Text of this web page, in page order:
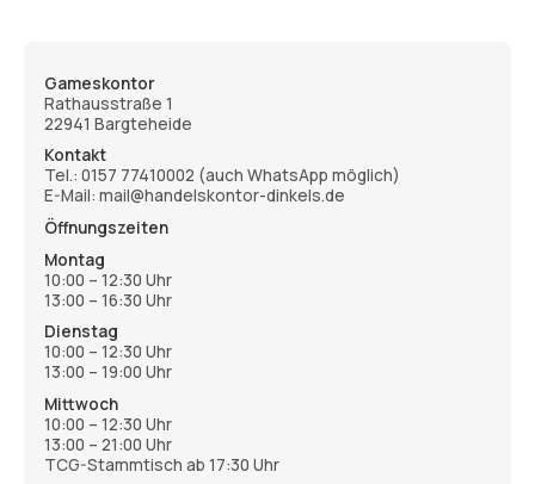
Gameskontor
Rathausstraße 1
22941 Bargteheide
Kontakt
Tel.: 0157 77410002 (auch WhatsApp möglich)
E-Mail: mail@handelskontor-dinkels.de
Öffnungszeiten
Montag
10:00 – 12:30 Uhr
13:00 – 16:30 Uhr
Dienstag
10:00 – 12:30 Uhr
13:00 – 19:00 Uhr
Mittwoch
10:00 – 12:30 Uhr
13:00 – 21:00 Uhr
TCG-Stammtisch ab 17:30 Uhr